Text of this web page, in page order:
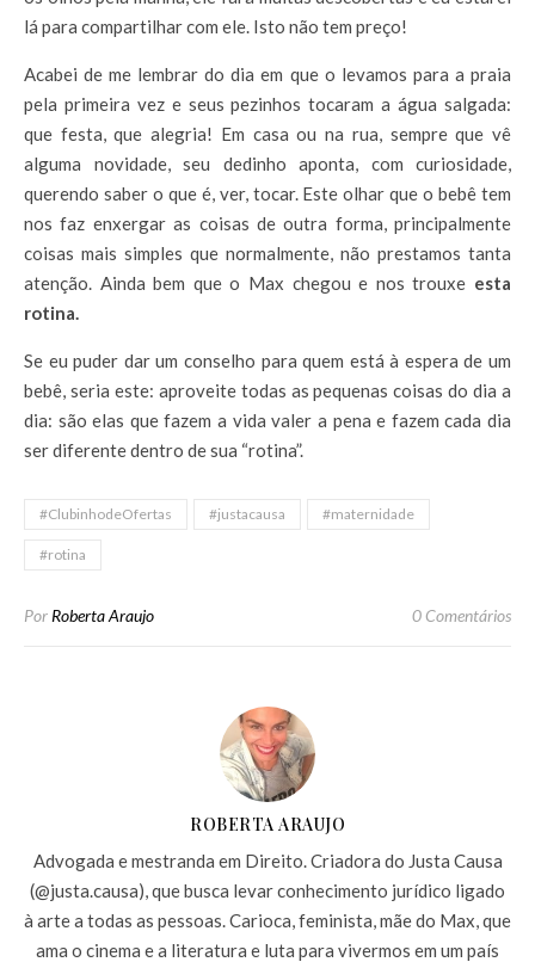
lá para compartilhar com ele. Isto não tem preço!
Acabei de me lembrar do dia em que o levamos para a praia
pela primeira vez e seus pezinhos tocaram a água salgada:
que festa, que alegria! Em casa ou na rua, sempre que vê
alguma novidade, seu dedinho aponta, com curiosidade,
querendo saber o que é, ver, tocar. Este olhar que o bebê tem
nos faz enxergar as coisas de outra forma, principalmente
coisas mais simples que normalmente, não prestamos tanta
atenção. Ainda bem que o Max chegou e nos trouxe esta
rotina.
Se eu puder dar um conselho para quem está à espera de um
bebê, seria este: aproveite todas as pequenas coisas do dia a
dia: são elas que fazem a vida valer a pena e fazem cada dia
ser diferente dentro de sua “rotina”.
#ClubinhodeOfertas #justacausa #maternidade
#rotina
Por Roberta Araujo 0 Comentários
ROBERTA ARAUJO
Advogada e mestranda em Direito. Criadora do Justa Causa
(@justa.causa), que busca levar conhecimento jurídico ligado
à arte a todas as pessoas. Carioca, feminista, mãe do Max, que
ama o cinema e a literatura e luta para vivermos em um país